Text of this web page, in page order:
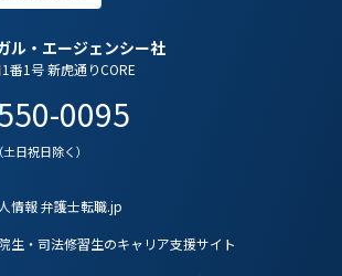
ル・エージェンシー社
番1号 新虎通りCORE
0095
日祝日除く）
情報 弁護士転職.jp
生・司法修習生のキャリア支援サイト